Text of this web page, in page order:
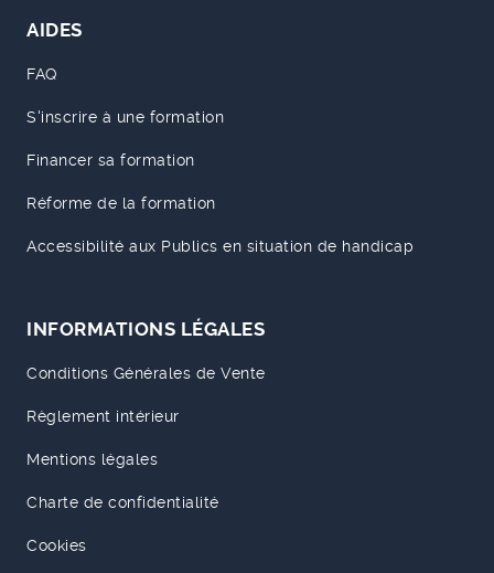
AIDES
FAQ
S'inscrire à une formation
Financer sa formation
Réforme de la formation
Accessibilité aux Publics en situation de handicap
INFORMATIONS LÉGALES
Conditions Générales de Vente
Règlement intérieur
Mentions légales
Charte de confidentialité
Cookies